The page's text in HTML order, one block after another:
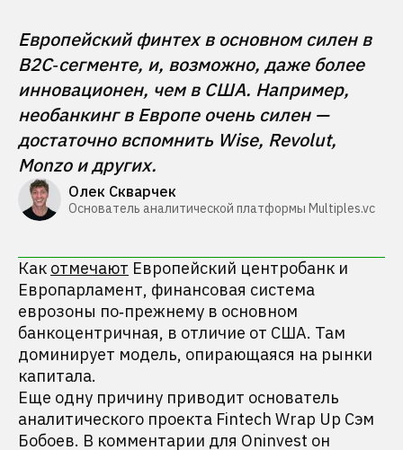
Европейский финтех в основном силен в
B2C‑сегменте, и, возможно, даже более
инновационен, чем в США. Например,
необанкинг в Европе очень силен —
достаточно вспомнить Wise, Revolut,
Monzo и других.
Олек Скварчек
Основатель аналитической платформы Multiples.vc
Как отмечают Европейский центробанк и
Европарламент, финансовая система
еврозоны по‑прежнему в основном
банкоцентричная, в отличие от США. Там
доминирует модель, опирающаяся на рынки
капитала.
Еще одну причину приводит основатель
аналитического проекта Fintech Wrap Up Сэм
Бобоев. В комментарии для Oninvest он